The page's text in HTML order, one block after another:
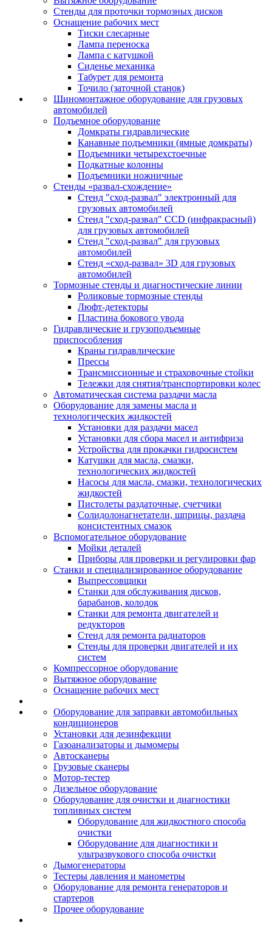
Стенды для проточки тормозных дисков
Оснащение рабочих мест
Тиски слесарные
Лампа переноска
Лампа с катушкой
Сиденье механика
Табурет для ремонта
Точило (заточной станок)
Шиномонтажное оборудование для грузовых
автомобилей
Подъемное оборудование
Домкраты гидравлические
Канавные подъемники (ямные домкраты)
Подъемники четырехстоечные
Подкатные колонны
Подъемники ножничные
Стенды «развал-схождение»
Стенд "сход-развал" электронный для
грузовых автомобилей
Стенд "сход-развал" CCD (инфракрасный)
для грузовых автомобилей
Стенд "сход-развал" для грузовых
автомобилей
Стенд «сход-развал» 3D для грузовых
автомобилей
Тормозные стенды и диагностические линии
Роликовые тормозные стенды
Люфт-детекторы
Пластина бокового увода
Гидравлические и грузоподъемные
приспособления
Краны гидравлические
Прессы
Трансмиссионные и страховочные стойки
Тележки для снятия/транспортировки колес
Автоматическая система раздачи масла
Оборудование для замены масла и
технологических жидкостей
Установки для раздачи масел
Установки для сбора масел и антифриза
Устройства для прокачки гидросистем
Катушки для масла, смазки,
технологических жидкостей
Насосы для масла, смазки, технологических
жидкостей
Пистолеты раздаточные, счетчики
Солидолонагнетатели, шприцы, раздача
консистентных смазок
Вспомогательное оборудование
Мойки деталей
Приборы для проверки и регулировки фар
Станки и специализированное оборудование
Выпрессовщики
Станки для обслуживания дисков,
барабанов, колодок
Станки для ремонта двигателей и
редукторов
Стенд для ремонта радиаторов
Стенды для проверки двигателей и их
систем
Компрессорное оборудование
Вытяжное оборудование
Оснащение рабочих мест
Оборудование для заправки автомобильных
кондиционеров
Установки для дезинфекции
Газоанализаторы и дымомеры
Автосканеры
Грузовые сканеры
Мотор-тестер
Дизельное оборудование
Оборудование для очистки и диагностики
топливных систем
Оборудование для жидкостного способа
очистки
Оборудование для диагностики и
ультразвукового способа очистки
Дымогенераторы
Тестеры давления и манометры
Оборудование для ремонта генераторов и
стартеров
Прочее оборудование